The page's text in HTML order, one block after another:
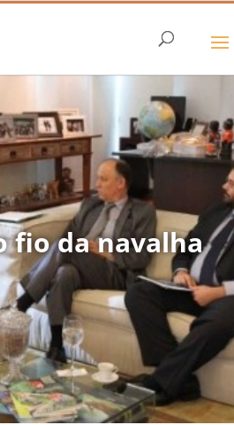
fio da navalha